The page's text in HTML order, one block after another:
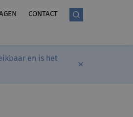
CONTACT
en is het